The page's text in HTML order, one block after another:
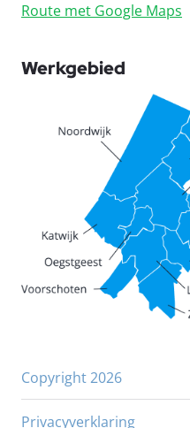
Route met Google Maps
Werkgebied
Copyright 2026
Privacyverklaring